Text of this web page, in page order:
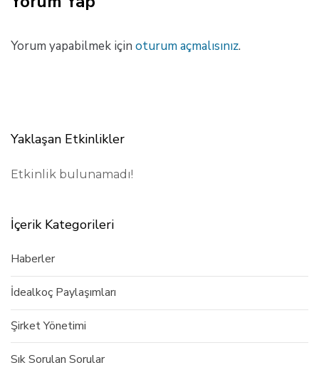
e
M
k
Yorum yapabilmek için oturum açmalısınız.
Yaklaşan Etkinlikler
Etkinlik bulunamadı!
İçerik Kategorileri
Haberler
İdealkoç Paylaşımları
Şirket Yönetimi
Sık Sorulan Sorular